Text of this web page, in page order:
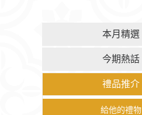
本月精選
今期熱話
禮品推介
給他的禮物